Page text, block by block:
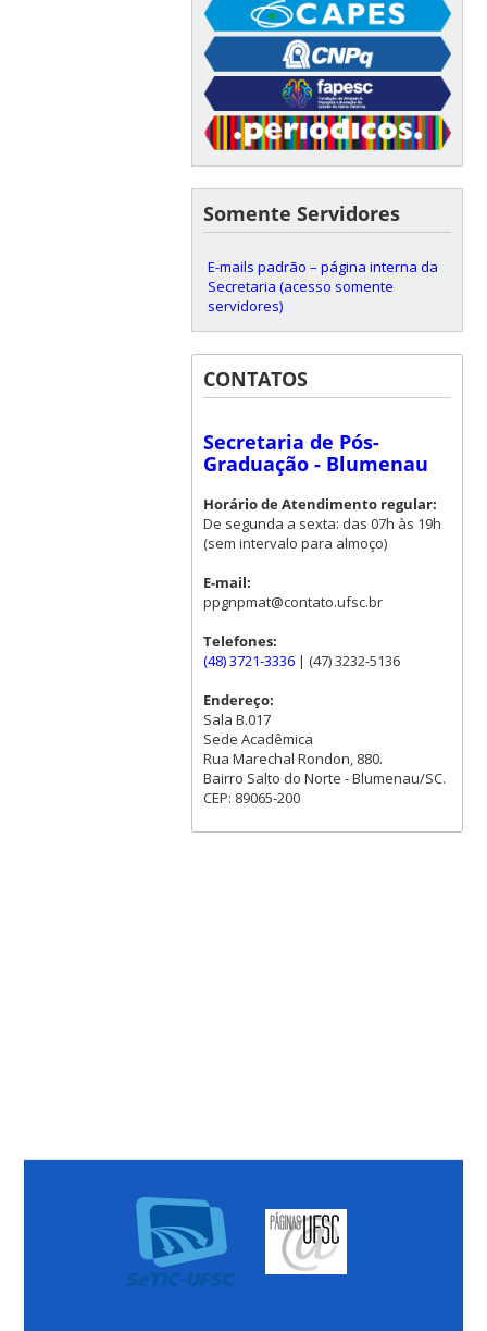
Somente Servidores
E-mails padrão – página interna da
Secretaria (acesso somente
servidores)
CONTATOS
Secretaria de Pós-
Graduação - Blumenau
Horário de Atendimento regular:
De segunda a sexta: das 07h às 19h
(sem intervalo para almoço)
E-mail:
ppgnpmat@contato.ufsc.br
Telefones:
(48) 3721-3336| (47) 3232-5136
Endereço:
Sala B.017
Sede Acadêmica
Rua Marechal Rondon, 880.
Bairro Salto do Norte - Blumenau/SC.
CEP: 89065-200